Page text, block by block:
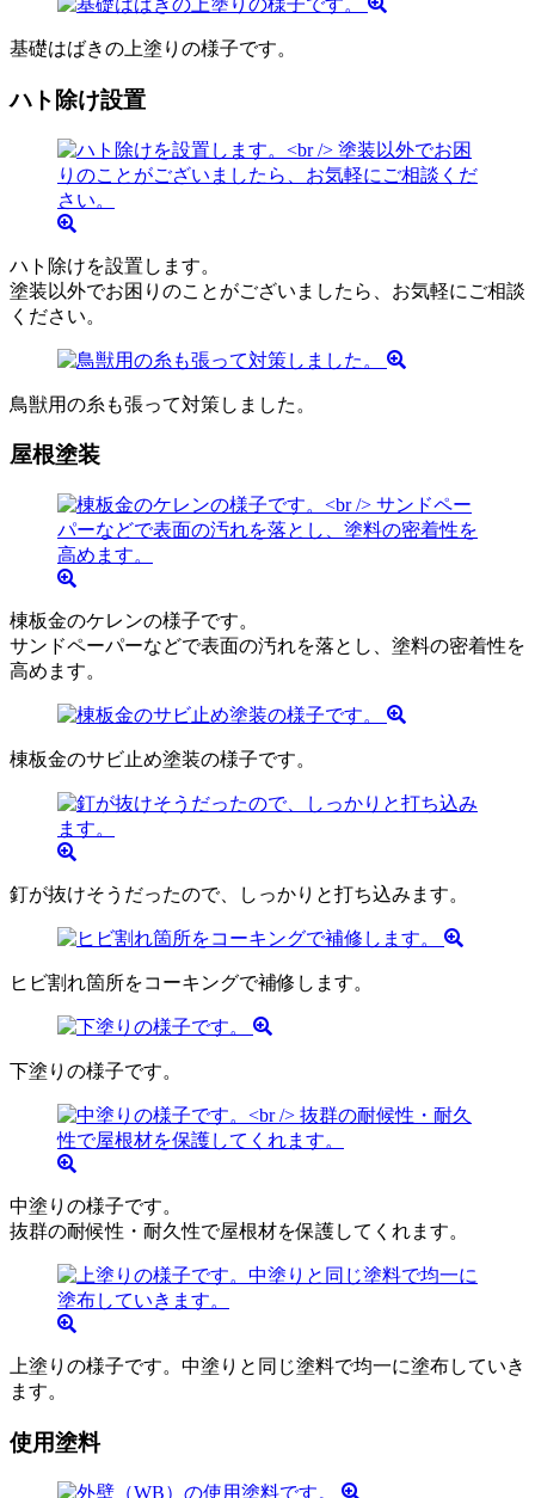
基礎はばきの上塗りの様子です。
ハト除け設置
ハト除けを設置します。
塗装以外でお困りのことがございましたら、お気軽にご相談
ください。
鳥獣用の糸も張って対策しました。
屋根塗装
棟板金のケレンの様子です。
サンドペーパーなどで表面の汚れを落とし、塗料の密着性を
高めます。
棟板金のサビ止め塗装の様子です。
釘が抜けそうだったので、しっかりと打ち込みます。
ヒビ割れ箇所をコーキングで補修します。
下塗りの様子です。
中塗りの様子です。
抜群の耐候性・耐久性で屋根材を保護してくれます。
上塗りの様子です。中塗りと同じ塗料で均一に塗布していき
ます。
使用塗料